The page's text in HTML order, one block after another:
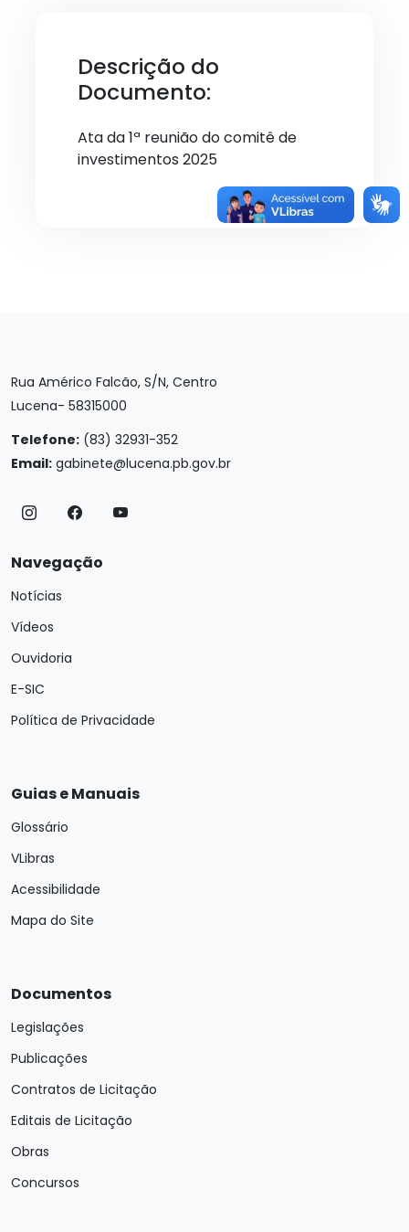
Descrição do
Documento:
Ata da 1ª reunião do comitê de
investimentos 2025
Rua Américo Falcão, S/N, Centro
Lucena- 58315000
Telefone: (83) 32931-352
Email: gabinete@lucena.pb.gov.br
Navegação
Notícias
Vídeos
Ouvidoria
E-SIC
Política de Privacidade
Guias e Manuais
Glossário
VLibras
Acessibilidade
Mapa do Site
Documentos
Legislações
Publicações
Contratos de Licitação
Editais de Licitação
Obras
Concursos